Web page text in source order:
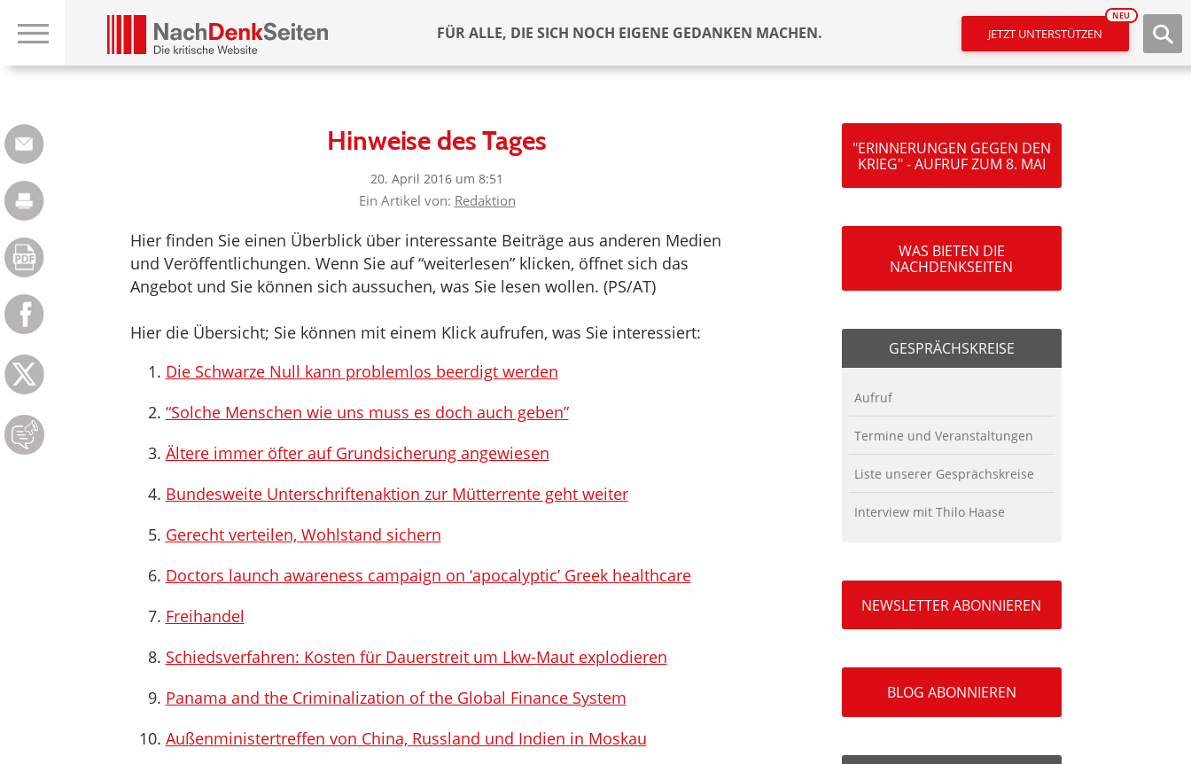
FÜR ALLE, DIE SICH NOCH EIGENE GEDANKEN MACHEN. JETZT UNTERSTÜTZEN
NEU
Hinweise des Tages
20. April 2016 um 8:51
Ein Artikel von: Redaktion
Hier finden Sie einen Überblick über interessante Beiträge aus anderen Medien
und Veröffentlichungen. Wenn Sie auf “weiterlesen” klicken, öffnet sich das
Angebot und Sie können sich aussuchen, was Sie lesen wollen. (PS/AT)
Hier die Übersicht; Sie können mit einem Klick aufrufen, was Sie interessiert:
Die Schwarze Null kann problemlos beerdigt werden
“Solche Menschen wie uns muss es doch auch geben”
Ältere immer öfter auf Grundsicherung angewiesen
Bundesweite Unterschriftenaktion zur Mütterrente geht weiter
Gerecht verteilen, Wohlstand sichern
Doctors launch awareness campaign on ‘apocalyptic’ Greek healthcare
Freihandel
Schiedsverfahren: Kosten für Dauerstreit um Lkw-Maut explodieren
Panama and the Criminalization of the Global Finance System
Außenministertreffen von China, Russland und Indien in Moskau
"ERINNERUNGEN GEGEN DEN
KRIEG" - AUFRUF ZUM 8. MAI
WAS BIETEN DIE
NACHDENKSEITEN
GESPRÄCHSKREISE
Aufruf
Termine und Veranstaltungen
Liste unserer Gesprächskreise
Interview mit Thilo Haase
NEWSLETTER ABONNIEREN
BLOG ABONNIEREN